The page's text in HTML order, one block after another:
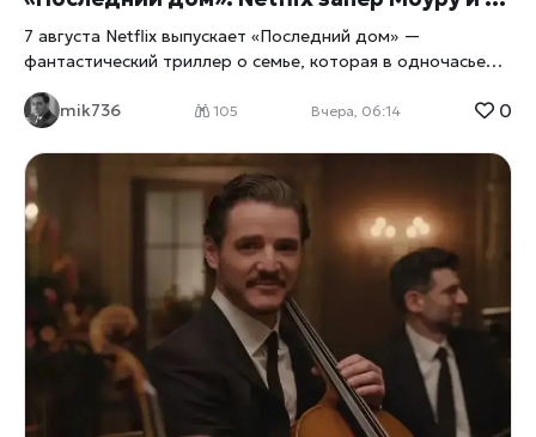
7 августа Netflix выпускает «Последний дом» —
фантастический триллер о семье, которая в одночасье
роли исполнили Вагнер Моура и Грета Ли, а для
разбираться в физиологии паники не по книжкам, а с
помощью настоящего специалиста по выживанию. Дом
как ловушка Сюжет прост до жути: обычная семья из
четырёх человек просыпается и обнаруживает, что
выбраться наружу больше нельзя, сообщаетxrust. Двери,
окна, любые щели — всё наглухо запечатано. Снаружи
маячит нечто, природа которого до самого финала
остаётся загадкой, а внутри стремительно тают запасы
еды и воды. Дальше — вопрос на выживание: либо герои
учатся действовать сообща, либо сходят с ума
поодиночке, запертые вместе с собственными страхами и
mik736 105 Вчера, 06:14 0